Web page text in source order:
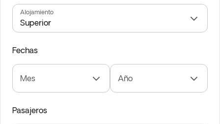
Alojamiento
Fechas
Mes Año
Pasajeros